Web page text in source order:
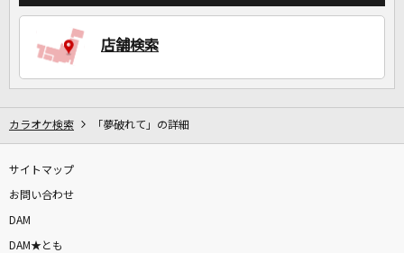
店舗検索
カラオケ検索 「夢破れて」の詳細
サイトマップ
お問い合わせ
DAM
DAM★とも